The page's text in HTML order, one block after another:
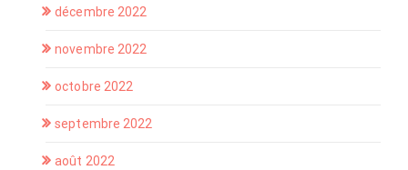
décembre 2022
novembre 2022
octobre 2022
septembre 2022
août 2022